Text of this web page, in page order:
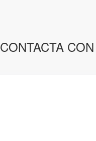
CONTACTA